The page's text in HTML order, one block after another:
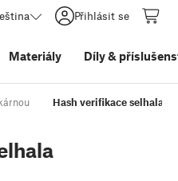
Přihlásit se
Materiály Díly&
Hash verifikace selhala